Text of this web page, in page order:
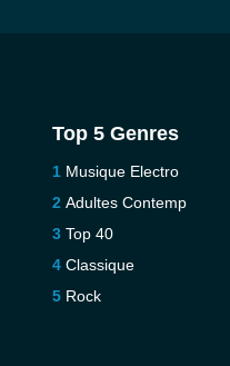
Top 5 Genres
Musique Electro
Adultes Contemp
Top 40
Classique
Rock